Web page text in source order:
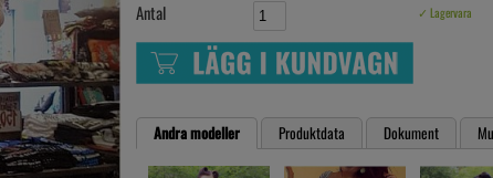
Antal
✓ Lagervara
Andra modeller Produktdata Dokument